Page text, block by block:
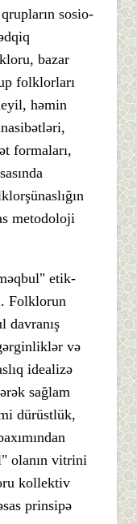
sosio-
bazar
folklorları
həmin
formaları,
metodoloji
etik-
Folklorun
davranış
və
idealizə
sağlam
dürüstlük,
olanın vitrini
kollektiv
prinsipə